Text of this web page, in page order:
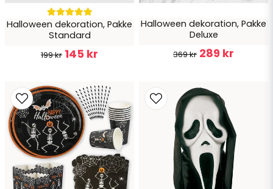
Send spørgsmål
Halloween dekoration, Pakke
Standard
199 kr 145 kr
Halloween dekoration, Pakke
Deluxe
369 kr 289 kr